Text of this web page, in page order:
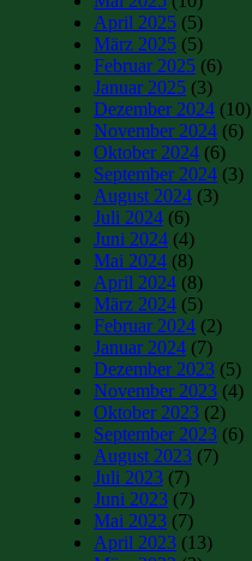
April 2025 (5)
März 2025 (5)
Februar 2025 (6)
Januar 2025 (3)
Dezember 2024 (10)
November 2024 (6)
Oktober 2024 (6)
September 2024 (3)
August 2024 (3)
Juli 2024 (6)
Juni 2024 (4)
Mai 2024 (8)
April 2024 (8)
März 2024 (5)
Februar 2024 (2)
Januar 2024 (7)
Dezember 2023 (5)
November 2023 (4)
Oktober 2023 (2)
September 2023 (6)
August 2023 (7)
Juli 2023 (7)
Juni 2023 (7)
Mai 2023 (7)
April 2023 (13)